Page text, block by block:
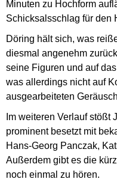
Minuten zu Hochform
Schicksalsschlag für den
Döring hält sich, was
diesmal angenehm
seine Figuren und auf
was allerdings nicht auf
ausgearbeiteten
Im weiteren Verlauf stößt
prominent besetzt mit
Hans-Georg Panczak,
Außerdem gibt es die
noch einmal zu hören.